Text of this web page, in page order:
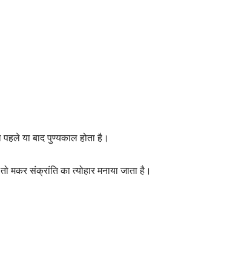
या बाद पुण्यकाल होता है।
मकर संक्रांति का त्योहार मनाया जाता है।